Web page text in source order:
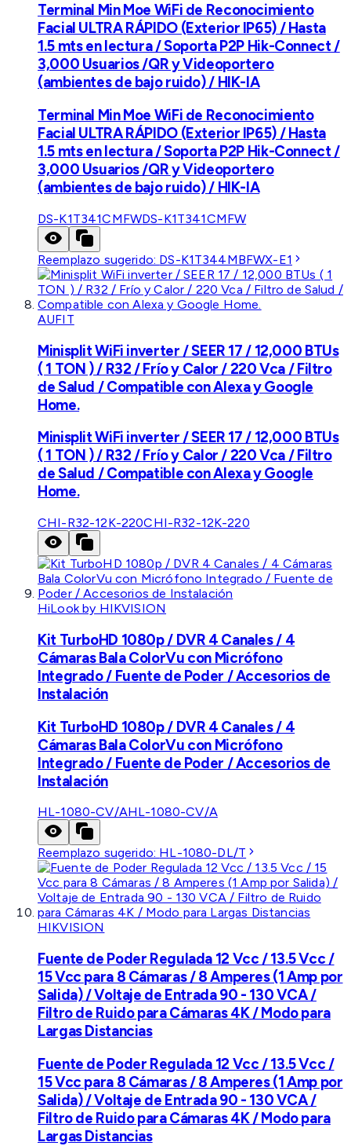
Terminal Min Moe WiFi de Reconocimiento
Facial ULTRA RÁPIDO (Exterior IP65) / Hasta
1.5 mts en lectura / Soporta P2P Hik-Connect /
3,000 Usuarios /QR y Videoportero
(ambientes de bajo ruido) / HIK-IA
Terminal Min Moe WiFi de Reconocimiento
Facial ULTRA RÁPIDO (Exterior IP65) / Hasta
1.5 mts en lectura / Soporta P2P Hik-Connect /
3,000 Usuarios /QR y Videoportero
(ambientes de bajo ruido) / HIK-IA
DS-K1T341CMFWDS-K1T341CMFW
Reemplazo sugerido: DS-K1T344MBFWX-E1
AUFIT
Minisplit WiFi inverter / SEER 17 / 12,000 BTUs
( 1 TON ) / R32 / Frío y Calor / 220 Vca / Filtro
de Salud / Compatible con Alexa y Google
Home.
Minisplit WiFi inverter / SEER 17 / 12,000 BTUs
( 1 TON ) / R32 / Frío y Calor / 220 Vca / Filtro
de Salud / Compatible con Alexa y Google
Home.
CHI-R32-12K-220CHI-R32-12K-220
HiLook by HIKVISION
Kit TurboHD 1080p / DVR 4 Canales / 4
Cámaras Bala ColorVu con Micrófono
Integrado / Fuente de Poder / Accesorios de
Instalación
Kit TurboHD 1080p / DVR 4 Canales / 4
Cámaras Bala ColorVu con Micrófono
Integrado / Fuente de Poder / Accesorios de
Instalación
HL-1080-CV/AHL-1080-CV/A
Reemplazo sugerido: HL-1080-DL/T
HIKVISION
Fuente de Poder Regulada 12 Vcc / 13.5 Vcc /
15 Vcc para 8 Cámaras / 8 Amperes (1 Amp por
Salida) / Voltaje de Entrada 90 - 130 VCA /
Filtro de Ruido para Cámaras 4K / Modo para
Largas Distancias
Fuente de Poder Regulada 12 Vcc / 13.5 Vcc /
15 Vcc para 8 Cámaras / 8 Amperes (1 Amp por
Salida) / Voltaje de Entrada 90 - 130 VCA /
Filtro de Ruido para Cámaras 4K / Modo para
Largas Distancias